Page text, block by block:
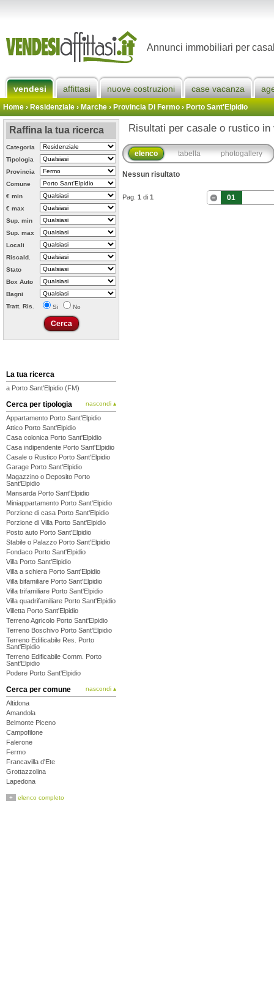
Annunci immobiliari per
vendesi affittasi nuove costruzioni case vacanza
Home› Residenziale › Marche ›Provincia Di Fermo›Porto Sant'Elpidio
Raffina la tua ricerca
Categoria
Tipologia
Provincia
Comune
€ min
€ max
Sup. min
Sup. max
Locali
Riscald.
Stato
Box Auto
Bagni
Tratt. Ris.
Si No
La tua ricerca
a Porto Sant'Elpidio (FM)
Cerca per tipologia nascondi ▴
Appartamento Porto Sant'Elpidio
Attico Porto Sant'Elpidio
Casa colonica Porto Sant'Elpidio
Casa indipendente Porto Sant'Elpidio
Casale o Rustico Porto Sant'Elpidio
Garage Porto Sant'Elpidio
Magazzino o Deposito Porto
Sant'Elpidio
Mansarda Porto Sant'Elpidio
Miniappartamento Porto Sant'Elpidio
Porzione di casa Porto Sant'Elpidio
Porzione di Villa Porto Sant'Elpidio
Posto auto Porto Sant'Elpidio
Stabile o Palazzo Porto Sant'Elpidio
Fondaco Porto Sant'Elpidio
Villa Porto Sant'Elpidio
Villa a schiera Porto Sant'Elpidio
Villa bifamiliare Porto Sant'Elpidio
Villa trifamiliare Porto Sant'Elpidio
Villa quadrifamiliare Porto Sant'Elpidio
Villetta Porto Sant'Elpidio
Terreno Agricolo Porto Sant'Elpidio
Terreno Boschivo Porto Sant'Elpidio
Terreno Edificabile Res. Porto
Sant'Elpidio
Terreno Edificabile Comm. Porto
Sant'Elpidio
Podere Porto Sant'Elpidio
Cerca per comune nascondi ▴
Altidona
Amandola
Belmonte Piceno
Campofilone
Falerone
Fermo
Francavilla d'Ete
Grottazzolina
Lapedona
Massa Fermana
+ elenco completo
Risultati per casale o rustico
elenco tabella photogallery
Nessun risultato
Pag. 1 di 1 01